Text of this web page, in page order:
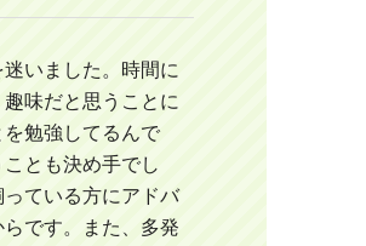
いました。時間に
味だと思うことに
勉強してるんで
とも決め手でし
ている方にアドバ
です。また、多発